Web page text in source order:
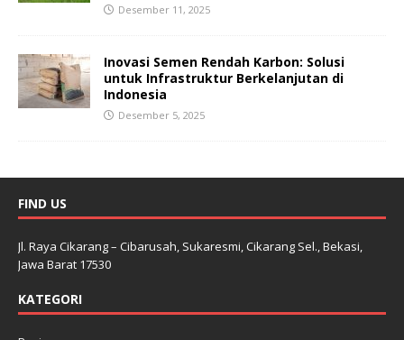
Desember 11, 2025
Inovasi Semen Rendah Karbon: Solusi
untuk Infrastruktur Berkelanjutan di
Indonesia
Desember 5, 2025
FIND US
Jl. Raya Cikarang – Cibarusah, Sukaresmi, Cikarang Sel., Bekasi,
Jawa Barat 17530
KATEGORI